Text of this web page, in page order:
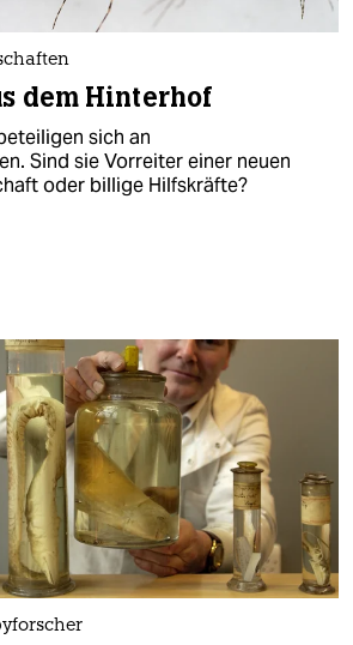
dem Hinterhof
sich an
Sind sie Vorreiter einer neuen
oder billige Hilfskräfte?